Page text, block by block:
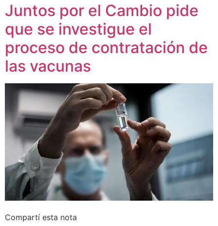
Juntos por el Cambio pide
que se investigue el
proceso de contratación de
las vacunas
Compartí esta nota